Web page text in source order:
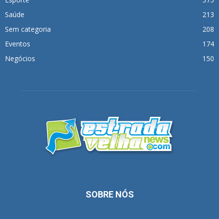
Saúde
213
Sem categoria
208
Eventos
174
Negócios
150
SOBRE NÓS